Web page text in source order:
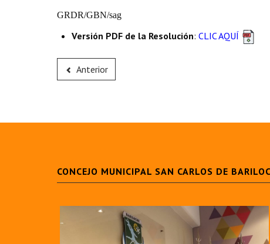
GRDR/GBN/sag
Versión PDF de la Resolución: CLIC AQUÍ
Anterior
CONCEJO MUNICIPAL SAN CARLOS DE